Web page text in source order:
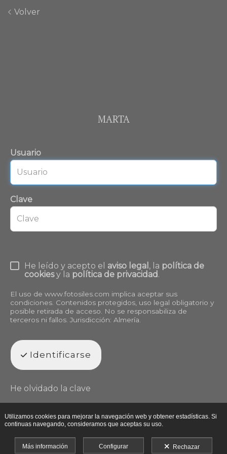
Volver
MARTA
Usuario
Clave
He leído y acepto el aviso legal , la política de
cookiesy la política de privacidad.
El uso de www.fotosiles.com implica aceptar sus
condiciones. Contenidos protegidos, uso legal obligatorio y
posible retirada de acceso. No se responsabiliza de
terceros ni fallos. Jurisdicción: Almería.
Identificarse
He olvidado la clave
Utilizamos cookies para mejorar la navegación web y obtener estadísticas. Si
continuas navegando, consideramos que aceptas su uso.
Más información Configurar Rechazar